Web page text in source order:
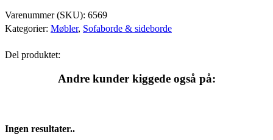
Varenummer (SKU): 6569
Kategorier: Møbler, Sofaborde & sideborde
Del produktet:
Andre kunder kiggede også på:
Ingen resultater..